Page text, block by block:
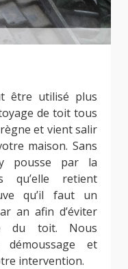
être utilisé plus
de toit tous
et vient salir
maison. Sans
pousse par la
qu’elle retient
qu’il faut un
an afin d’éviter
du toit. Nous
et
intervention.